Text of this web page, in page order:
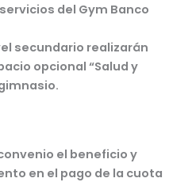
del Gym Banco
secundario realizarán
opcional “Salud y
el beneficio y
en el pago de la cuota